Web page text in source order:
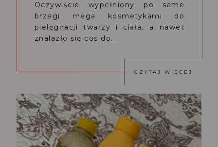
Oczywiście wypełniony po same
brzegi mega kosmetykami do
pielęgnacji twarzy i ciała, a nawet
znalazło się cos do...
CZYTAJ WIĘCEJ